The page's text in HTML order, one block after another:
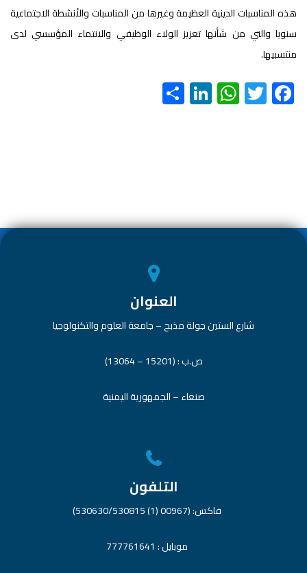
هذه المناسبات الدينية العظيمة وغيرها من المناسبات والأنشطة الاجتماعية
سنويا والتي من شأنها تعزيز الولاء الوظيفي والانتماء المؤسسي لدى
منتسبيها.
F
ac
T
wi
W
h
p
Li
nk
العنوان
شارع الستين جولة مذبح – جامعة العلوم والتكنولوجيا
ص.ب : (15201 – 13064)
صنعاء – الجمهورية اليمنية
التلفون
فاكس: (00967 (1) 530630/530815)
موبايل : 777761641